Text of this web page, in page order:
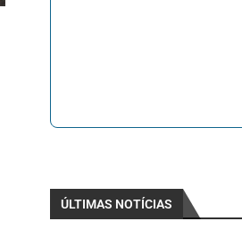
ÚLTIMAS NOTÍCIAS